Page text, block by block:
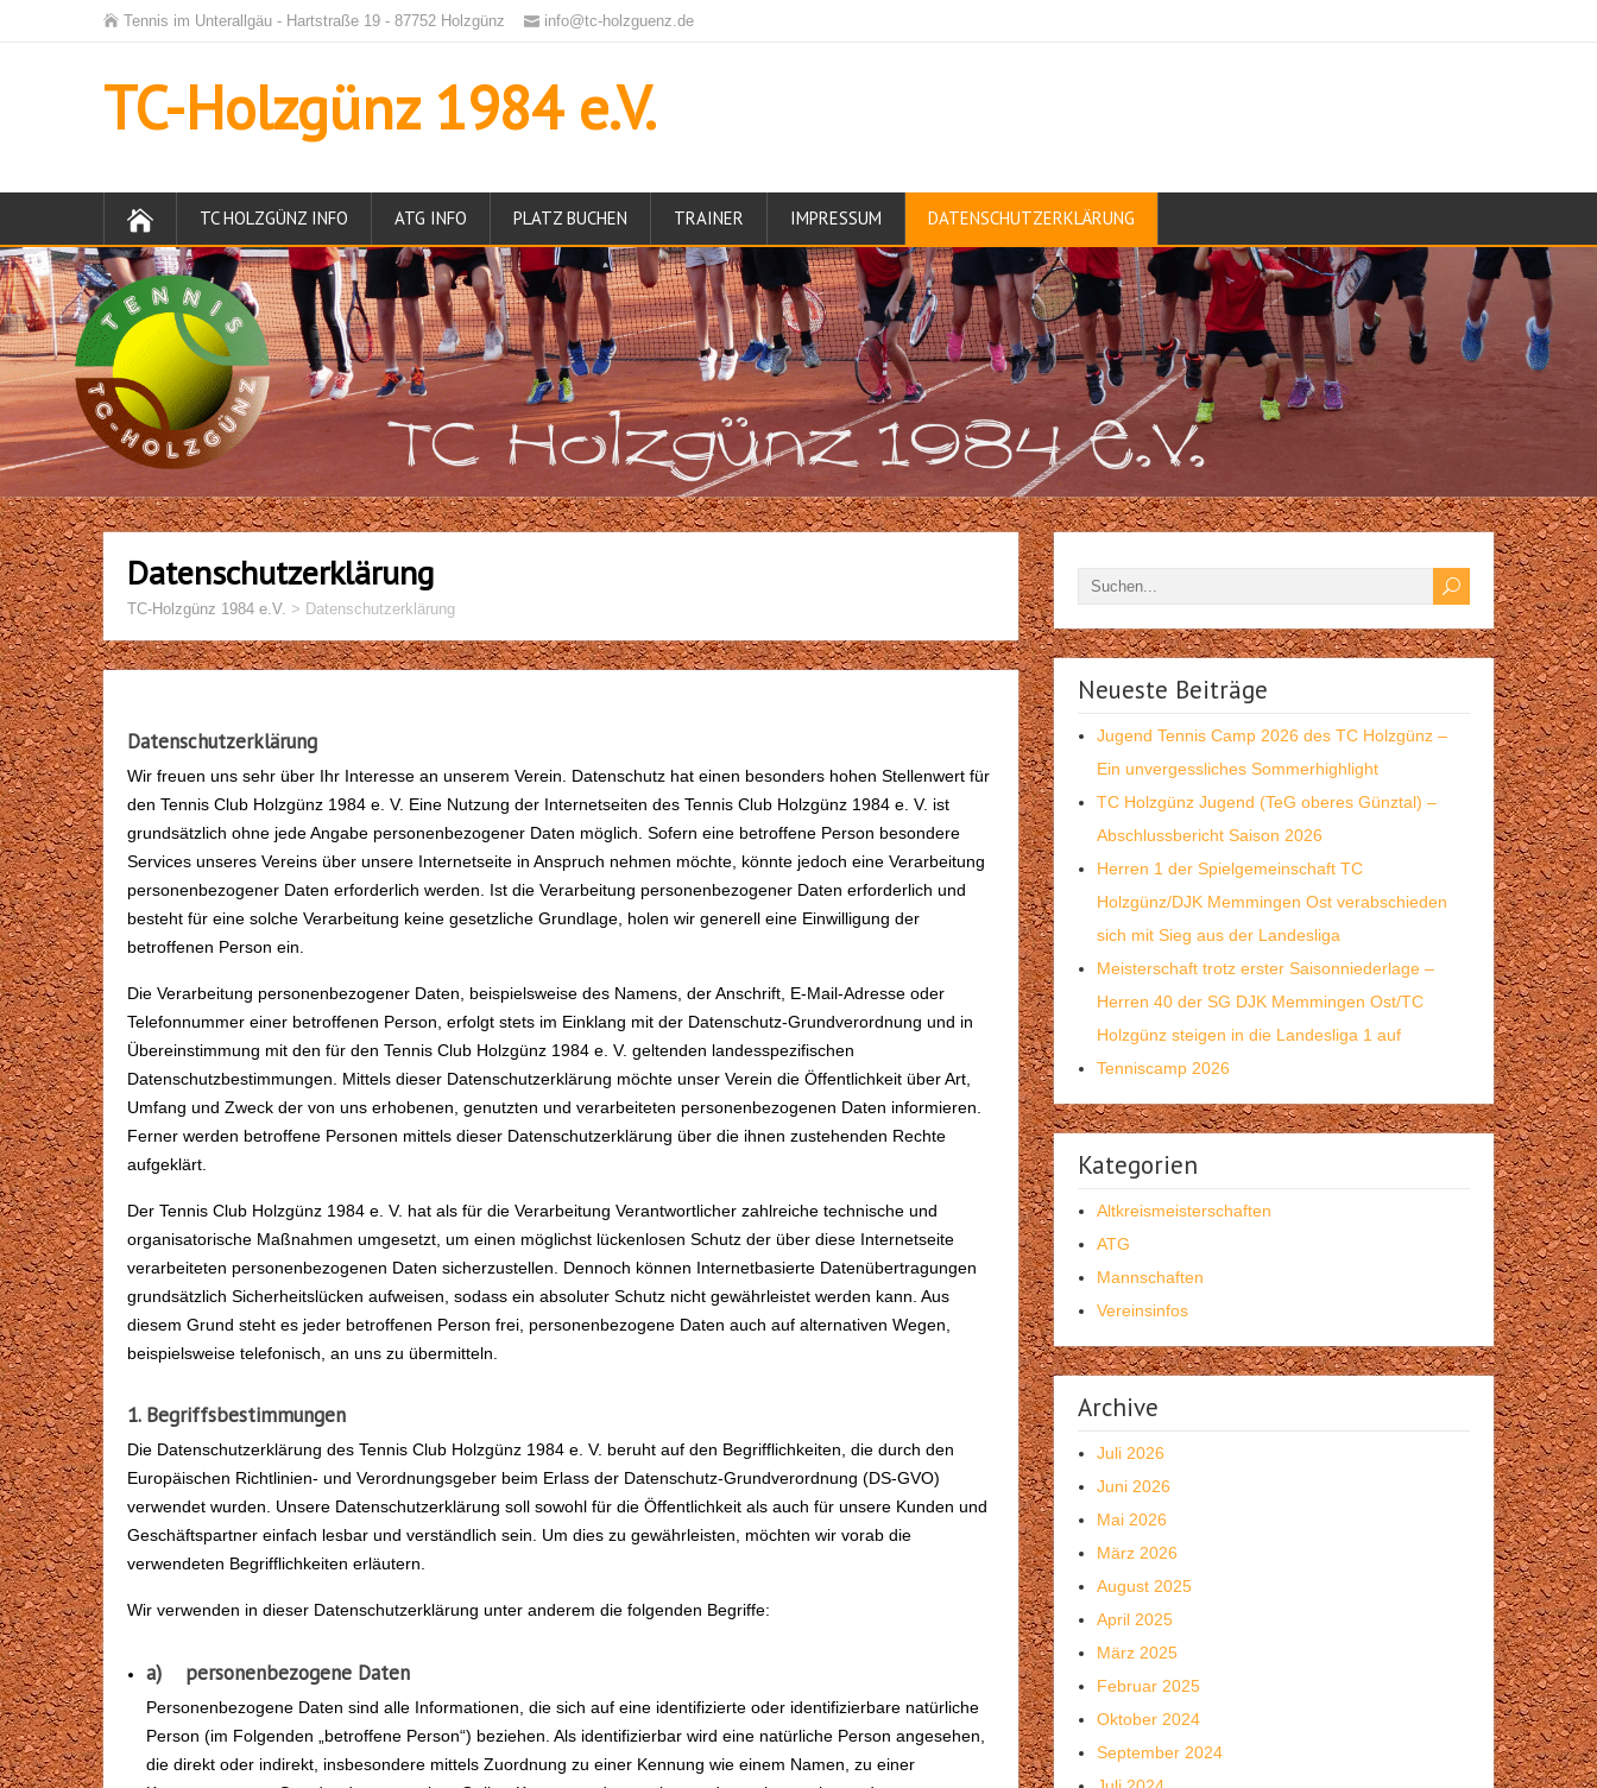
Tennis im Unterallgäu - Hartstraße 19 - 87752 Holzgünz info@tc-holzguenz.de
TC-Holzgünz 1984 e.V.
TC HOLZGÜNZ INFO ATG INFO PLATZ BUCHEN TRAINER IMPRESSUM DATENSCHUTZERKLÄRUNG
Datenschutzerklärung
TC-Holzgünz 1984 e.V. > Datenschutzerklärung
Datenschutzerklärung
Wir freuen uns sehr über Ihr Interesse an unserem Verein. Datenschutz hat einen besonders hohen Stellenwert für
den Tennis Club Holzgünz 1984 e. V. Eine Nutzung der Internetseiten des Tennis Club Holzgünz 1984 e. V. ist
grundsätzlich ohne jede Angabe personenbezogener Daten möglich. Sofern eine betroffene Person besondere
Services unseres Vereins über unsere Internetseite in Anspruch nehmen möchte, könnte jedoch eine Verarbeitung
personenbezogener Daten erforderlich werden. Ist die Verarbeitung personenbezogener Daten erforderlich und
besteht für eine solche Verarbeitung keine gesetzliche Grundlage, holen wir generell eine Einwilligung der
betroffenen Person ein.
Die Verarbeitung personenbezogener Daten, beispielsweise des Namens, der Anschrift, E-Mail-Adresse oder
Telefonnummer einer betroffenen Person, erfolgt stets im Einklang mit der Datenschutz-Grundverordnung und in
Übereinstimmung mit den für den Tennis Club Holzgünz 1984 e. V. geltenden landesspezifischen
Datenschutzbestimmungen. Mittels dieser Datenschutzerklärung möchte unser Verein die Öffentlichkeit über Art,
Umfang und Zweck der von uns erhobenen, genutzten und verarbeiteten personenbezogenen Daten informieren.
Ferner werden betroffene Personen mittels dieser Datenschutzerklärung über die ihnen zustehenden Rechte
aufgeklärt.
Der Tennis Club Holzgünz 1984 e. V. hat als für die Verarbeitung Verantwortlicher zahlreiche technische und
organisatorische Maßnahmen umgesetzt, um einen möglichst lückenlosen Schutz der über diese Internetseite
verarbeiteten personenbezogenen Daten sicherzustellen. Dennoch können Internetbasierte Datenübertragungen
grundsätzlich Sicherheitslücken aufweisen, sodass ein absoluter Schutz nicht gewährleistet werden kann. Aus
diesem Grund steht es jeder betroffenen Person frei, personenbezogene Daten auch auf alternativen Wegen,
beispielsweise telefonisch, an uns zu übermitteln.
1. Begriffsbestimmungen
Die Datenschutzerklärung des Tennis Club Holzgünz 1984 e. V. beruht auf den Begrifflichkeiten, die durch den
Europäischen Richtlinien- und Verordnungsgeber beim Erlass der Datenschutz-Grundverordnung (DS-GVO)
verwendet wurden. Unsere Datenschutzerklärung soll sowohl für die Öffentlichkeit als auch für unsere Kunden und
Geschäftspartner einfach lesbar und verständlich sein. Um dies zu gewährleisten, möchten wir vorab die
verwendeten Begrifflichkeiten erläutern.
Wir verwenden in dieser Datenschutzerklärung unter anderem die folgenden Begriffe:
a) personenbezogene Daten
Personenbezogene Daten sind alle Informationen, die sich auf eine identifizierte oder identifizierbare natürliche
Person (im Folgenden „betroffene Person“) beziehen. Als identifizierbar wird eine natürliche Person angesehen,
die direkt oder indirekt, insbesondere mittels Zuordnung zu einer Kennung wie einem Namen, zu einer
Neueste Beiträge
Jugend Tennis Camp 2026 des TC Holzgünz –
Ein unvergessliches Sommerhighlight
TC Holzgünz Jugend (TeG oberes Günztal) –
Abschlussbericht Saison 2026
Herren 1 der Spielgemeinschaft TC
Holzgünz/DJK Memmingen Ost verabschieden
sich mit Sieg aus der Landesliga
Meisterschaft trotz erster Saisonniederlage –
Herren 40 der SG DJK Memmingen Ost/TC
Holzgünz steigen in die Landesliga 1 auf
Tenniscamp 2026
Kategorien
Altkreismeisterschaften
ATG
Mannschaften
Vereinsinfos
Archive
Juli 2026
Juni 2026
Mai 2026
März 2026
August 2025
April 2025
März 2025
Februar 2025
Oktober 2024
September 2024